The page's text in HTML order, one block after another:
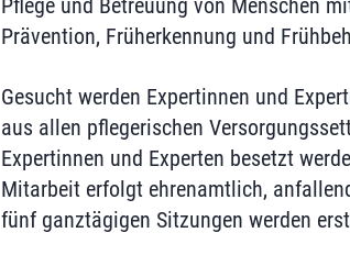
Pflege und Betreuung von Menschen
Prävention, Früherkennung und
Gesucht werden Expertinnen und
aus allen pflegerischen
Expertinnen und Experten besetzt
Mitarbeit erfolgt ehrenamtlich,
fünf ganztägigen Sitzungen werden